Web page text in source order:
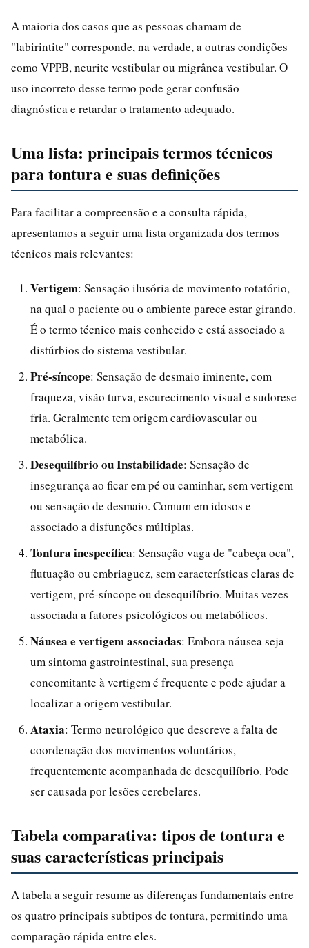
A maioria dos casos que as pessoas chamam de
"labirintite" corresponde, na verdade, a outras condições
como VPPB, neurite vestibular ou migrânea vestibular. O
uso incorreto desse termo pode gerar confusão
diagnóstica e retardar o tratamento adequado.
Uma lista: principais termos técnicos
para tontura e suas definições
Para facilitar a compreensão e a consulta rápida,
apresentamos a seguir uma lista organizada dos termos
técnicos mais relevantes:
Vertigem: Sensação ilusória de movimento rotatório,
na qual o paciente ou o ambiente parece estar girando.
É o termo técnico mais conhecido e está associado a
distúrbios do sistema vestibular.
Pré-síncope: Sensação de desmaio iminente, com
fraqueza, visão turva, escurecimento visual e sudorese
fria. Geralmente tem origem cardiovascular ou
metabólica.
Desequilíbrio ou Instabilidade: Sensação de
insegurança ao ficar em pé ou caminhar, sem vertigem
ou sensação de desmaio. Comum em idosos e
associado a disfunções múltiplas.
Tontura inespecífica: Sensação vaga de "cabeça oca",
flutuação ou embriaguez, sem características claras de
vertigem, pré-síncope ou desequilíbrio. Muitas vezes
associada a fatores psicológicos ou metabólicos.
Náusea e vertigem associadas: Embora náusea seja
um sintoma gastrointestinal, sua presença
concomitante à vertigem é frequente e pode ajudar a
localizar a origem vestibular.
Ataxia: Termo neurológico que descreve a falta de
coordenação dos movimentos voluntários,
frequentemente acompanhada de desequilíbrio. Pode
ser causada por lesões cerebelares.
Tabela comparativa: tipos de tontura e
suas características principais
A tabela a seguir resume as diferenças fundamentais entre
os quatro principais subtipos de tontura, permitindo uma
comparação rápida entre eles.